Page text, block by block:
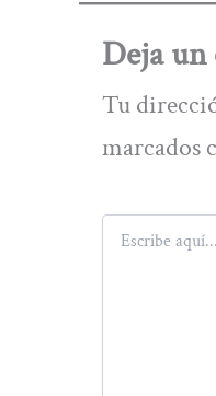
Deja
Tu
marcados
Escribe
aquí...